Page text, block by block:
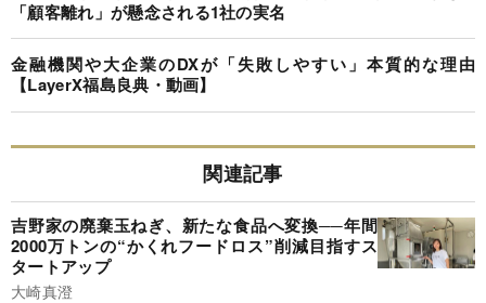
「顧客離れ」が懸念される1社の実名
金融機関や大企業のDXが「失敗しやすい」本質的な理由
【LayerX福島良典・動画】
関連記事
吉野家の廃棄玉ねぎ、新たな食品へ変換──年間
2000万トンの“かくれフードロス”削減目指すス
タートアップ
大崎真澄